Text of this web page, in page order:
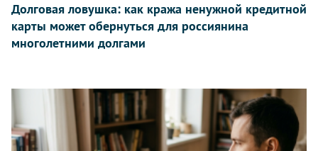
Долговая ловушка: как кража ненужной кредитной
карты может обернуться для россиянина
многолетними долгами